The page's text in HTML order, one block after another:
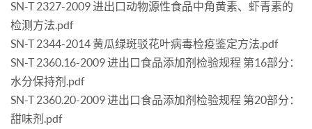
SN-T 2327-2009 进出口动物源性食品中角黄素、虾青素的
检测方法.pdf
SN-T 2344-2014 黄瓜绿斑驳花叶病毒检疫鉴定方法.pdf
SN-T 2360.16-2009 进出口食品添加剂检验规程 第16部分：
水分保持剂.pdf
SN-T 2360.20-2009 进出口食品添加剂检验规程 第20部分：
甜味剂.pdf